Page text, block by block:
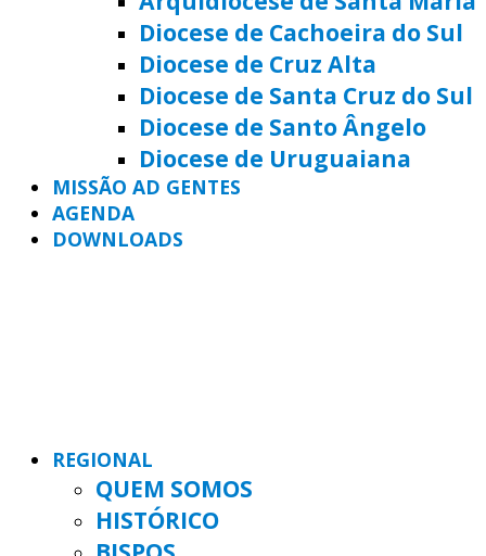
Diocese de Cachoeira do Sul
Diocese de Cruz Alta
Diocese de Santa Cruz do Sul
Diocese de Santo Ângelo
Diocese de Uruguaiana
MISSÃO AD GENTES
AGENDA
DOWNLOADS
REGIONAL
QUEM SOMOS
HISTÓRICO